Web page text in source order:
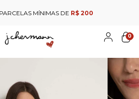
MÍNIMAS DE R$ 200
0